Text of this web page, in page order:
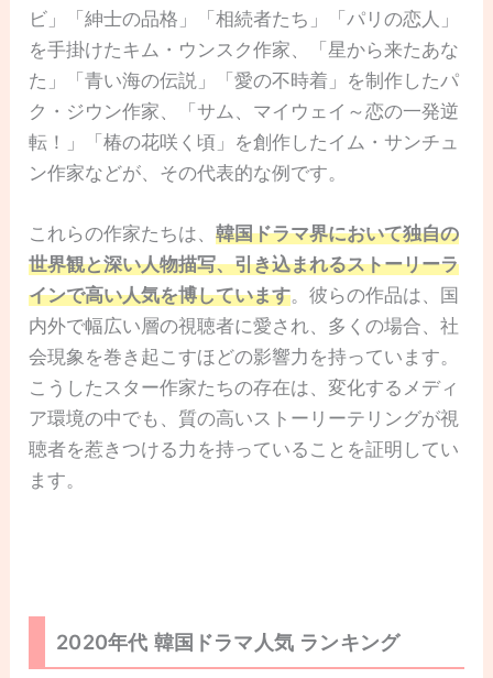
ビ」「紳士の品格」「相続者たち」「パリの恋人」
を手掛けたキム・ウンスク作家、「星から来たあな
た」「青い海の伝説」「愛の不時着」を制作したパ
ク・ジウン作家、「サム、マイウェイ～恋の一発逆
転！」「椿の花咲く頃」を創作したイム・サンチュ
ン作家などが、その代表的な例です。
これらの作家たちは、韓国ドラマ界において独自の
世界観と深い人物描写、引き込まれるストーリーラ
インで高い人気を博しています。彼らの作品は、国
内外で幅広い層の視聴者に愛され、多くの場合、社
会現象を巻き起こすほどの影響力を持っています。
こうしたスター作家たちの存在は、変化するメディ
ア環境の中でも、質の高いストーリーテリングが視
聴者を惹きつける力を持っていることを証明してい
ます。
2020年代 韓国ドラマ人気 ランキング